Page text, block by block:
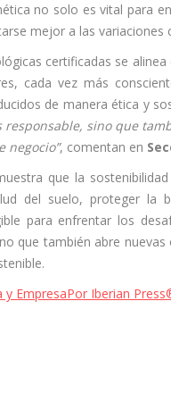
no solo es vital para
mejor a las
certificadas se
cada vez más
de manera ética y
sino que
negocio”, comentan en
que la
del suelo, proteger la
para enfrentar los
que también abre
y EmpresaPor Iberian